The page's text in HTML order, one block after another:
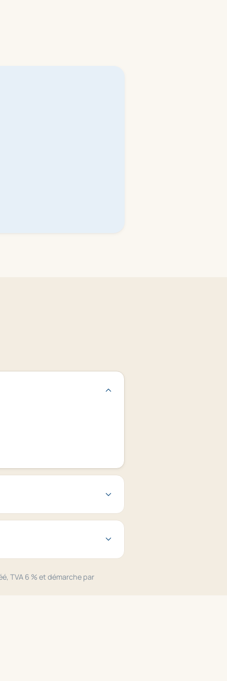
TVA 6 % et démarche par